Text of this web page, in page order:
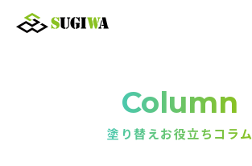
Column
塗り替えお役立ちコラム